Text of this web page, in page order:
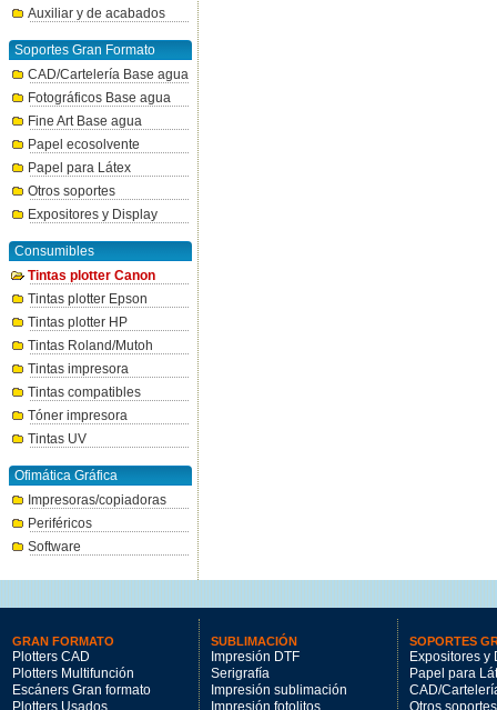
Auxiliar y de acabados
Soportes Gran Formato
CAD/Cartelería Base agua
Fotográficos Base agua
Fine Art Base agua
Papel ecosolvente
Papel para Látex
Otros soportes
Expositores y Display
Consumibles
Tintas plotter Canon
Tintas plotter Epson
Tintas plotter HP
Tintas Roland/Mutoh
Tintas impresora
Tintas compatibles
Tóner impresora
Tintas UV
Ofimática Gráfica
Impresoras/copiadoras
Periféricos
Software
GRAN FORMATO
Plotters CAD
Plotters Multifunción
Escáners Gran formato
Plotters Usados
SUBLIMACIÓN
Impresión DTF
Serigrafía
Impresión sublimación
Impresión fotolitos
SOPORTES
Expositores y
Papel para
CAD/
Otros soportes